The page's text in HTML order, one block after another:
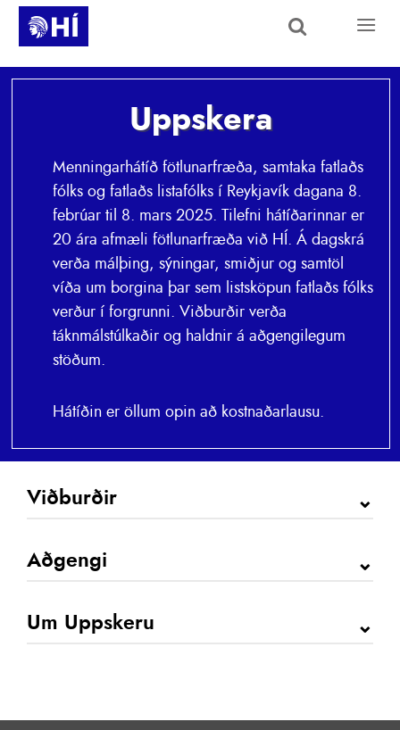
Skip to main content
Uppskera
Menningarhátíð fötlunarfræða, samtaka fatlaðs
fólks og fatlaðs listafólks í Reykjavík dagana 8.
febrúar til 8. mars 2025. Tilefni hátíðarinnar er
20 ára afmæli fötlunarfræða við HÍ. Á dagskrá
verða málþing, sýningar, smiðjur og samtöl
víða um borgina þar sem listsköpun fatlaðs fólks
verður í forgrunni. Viðburðir verða
táknmálstúlkaðir og haldnir á aðgengilegum
stöðum.
Hátíðin er öllum opin að kostnaðarlausu.
Viðburðir
Menningarhátíð í Hörpu
Öll dagskrá
Aðgengi
Tungumál og túlkun
Um Uppskeru